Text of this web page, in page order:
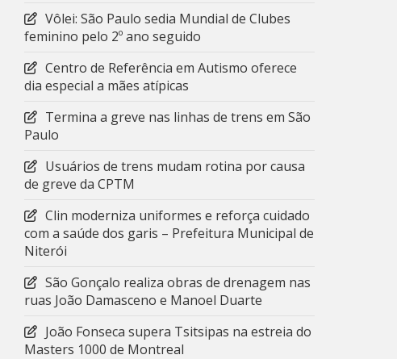
Vôlei: São Paulo sedia Mundial de Clubes
feminino pelo 2º ano seguido
Centro de Referência em Autismo oferece
dia especial a mães atípicas
Termina a greve nas linhas de trens em São
Paulo
Usuários de trens mudam rotina por causa
de greve da CPTM
Clin moderniza uniformes e reforça cuidado
com a saúde dos garis – Prefeitura Municipal de
Niterói
São Gonçalo realiza obras de drenagem nas
ruas João Damasceno e Manoel Duarte
João Fonseca supera Tsitsipas na estreia do
Masters 1000 de Montreal